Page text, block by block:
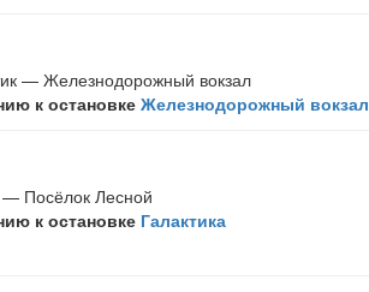
— Железнодорожный вокзал
к остановке Железнодорожный вокзал
Посёлок Лесной
к остановке Галактика